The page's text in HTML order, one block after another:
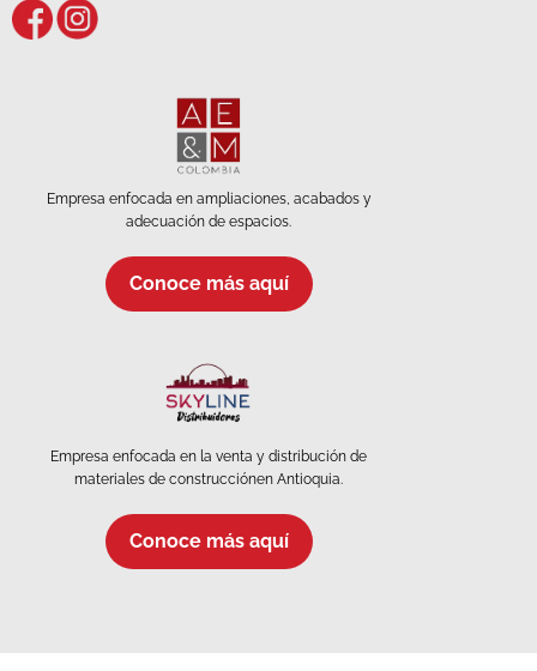
Empresa enfocada en ampliaciones, acabados y
adecuación de espacios.
Conoce más aquí
Empresa enfocada en la venta y distribución de
materiales de construcciónen Antioquia.
Conoce más aquí